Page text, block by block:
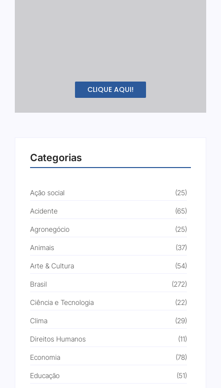
CLIQUE AQUI!
Categorias
Ação social (25)
Acidente (65)
Agronegócio (25)
Animais (37)
Arte & Cultura (54)
Brasil (272)
Ciência e Tecnologia (22)
Clima (29)
Direitos Humanos (11)
Economia (78)
Educação (51)